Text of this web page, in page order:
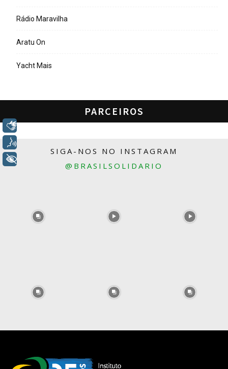
Rádio Maravilha
Aratu On
Yacht Mais
PARCEIROS
SIGA-NOS NO INSTAGRAM
@BRASILSOLIDARIO
Libras